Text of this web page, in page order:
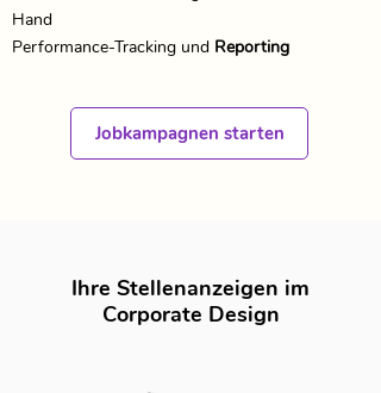
Hand
​Performance-Tracking und Reporting
Jobkampagnen starten
Ihre Stellenanzeigen im
Corporate Design